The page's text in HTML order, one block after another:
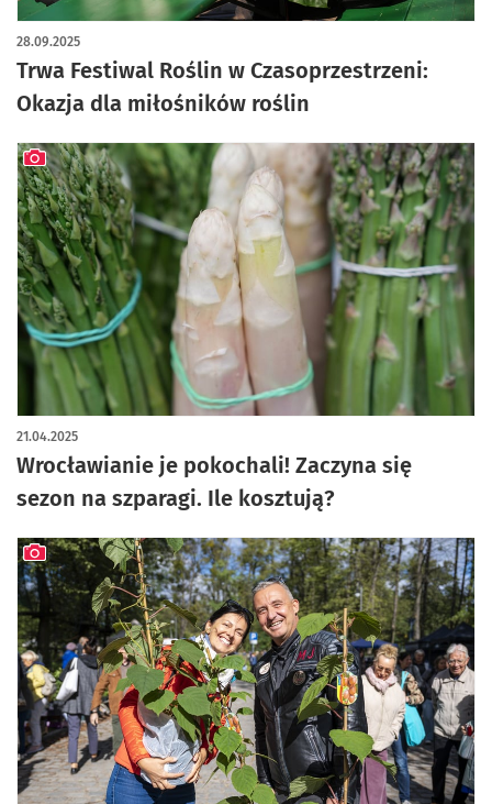
Trwa Festiwal Roślin w Czasoprzestrzeni:
Okazja dla miłośników roślin
28.09.2025
artykuł z galerią zdjęć
Wrocławianie je pokochali! Zaczyna się
sezon na szparagi. Ile kosztują?
21.04.2025
artykuł z galerią zdjęć